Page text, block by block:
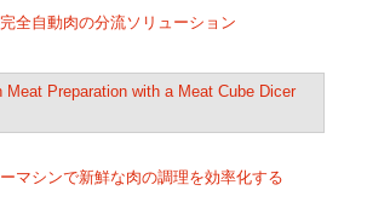
全自動肉の分流ソリューション
マシンで新鮮な肉の調理を効率化する